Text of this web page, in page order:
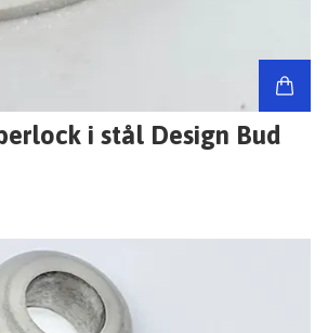
i stål Design Bud